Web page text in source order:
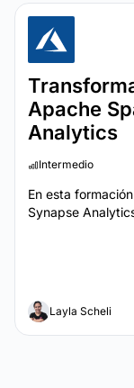
Apache
Analytics
Intermedio
En esta
Synapse
Layla Scheli